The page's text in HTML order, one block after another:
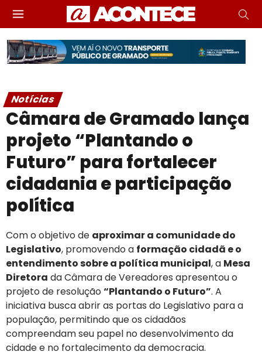
Notícias
Câmara de Gramado lança
projeto “Plantando o
Futuro” para fortalecer
cidadania e participação
política
Com o objetivo de aproximar a comunidade do
Legislativo, promovendo a formação cidadã e o
entendimento sobre a política municipal, a Mesa
Diretora da Câmara de Vereadores apresentou o
projeto de resolução“Plantando o Futuro”. A
iniciativa busca abrir as portas do Legislativo para a
população, permitindo que os cidadãos
compreendam seu papel no desenvolvimento da
cidade e no fortalecimento da democracia.